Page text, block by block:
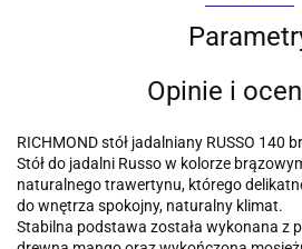
Opinie i
RICHMOND stół jadalniany RUSSO 140
Stół do jadalni Russo w kolorze
naturalnego trawertynu, którego
do wnętrza spokojny, naturalny klimat.
Stabilna podstawa została wykonana z